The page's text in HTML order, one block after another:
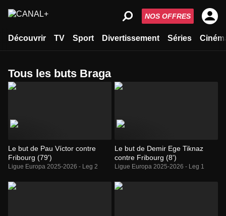
Découvrir TV Sport Divertissement Séries
NOS OFFRES
Tous les buts Braga
Le but de Pau Víctor contre
Fribourg (79')
Ligue Europa 2025-2026 - Leg 2
Le but de Demir Ege Tiknaz
contre Fribourg (8')
Ligue Europa 2025-2026 - Leg 1